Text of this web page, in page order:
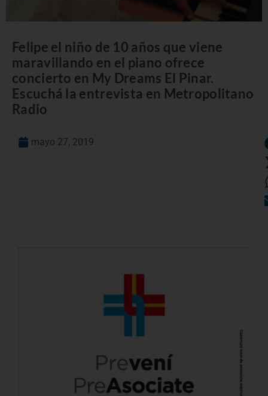
Felipe el niño de 10 años que viene
maravillando en el piano ofrece
concierto en My Dreams El Pinar.
Escuchá la entrevista en Metropolitano
Radio
mayo 27, 2019